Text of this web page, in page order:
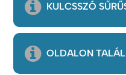
KULCSSZÓ
OLDALON